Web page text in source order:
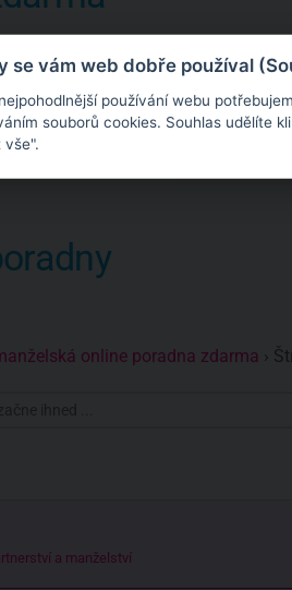
všeobecné informace
do týdne
online poradna zdarma
a manželství
se vám web dobře používal
používání webu
souborů cookies. Souhlas udělíte
vše".